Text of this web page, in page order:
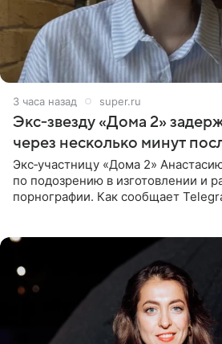
3 часа назад super.ru
Экс‑звезду «Дома 2»
через несколько минут
Экс‑участницу «Дома 2»
по подозрению в изготовлении и
порнографии. Как сообщает